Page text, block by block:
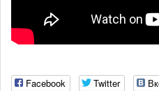
Facebook Twitter